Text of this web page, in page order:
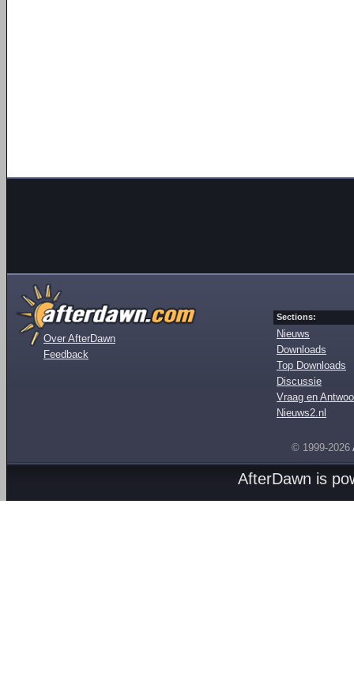
Over AfterDawn
Feedback
Sections:
Nieuws
Downloads
Top Downloads
Discussie
Vraag en
Nieuws2.nl
© 1999-2026
AfterDawn is